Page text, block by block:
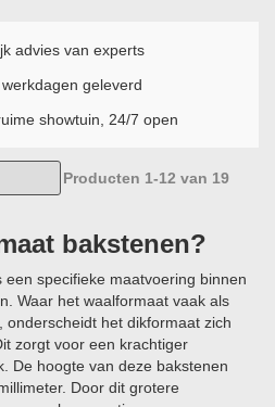
advies van experts
geleverd
showtuin, 24/7 open
Producten 1-12 van 19
bakstenen?
specifieke maatvoering binnen
Waar het waalformaat vaak als
het dikformaat zich
zorgt voor een krachtiger
De hoogte van deze bakstenen
Door dit grotere